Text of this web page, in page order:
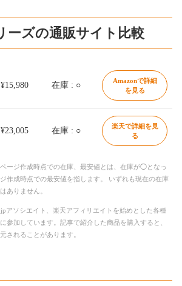
ーズの通販サイト比較
¥15,980 在庫 : ○
Amazonで詳細
を見る
¥23,005 在庫 : ○
楽天で詳細を見
る
ージ作成時点での在庫、最安値とは、在庫が◯となっ
作成時点での最安値を指します。 いずれも現在の在庫
ありません。
アソシエイト、楽天アフィリエイトを始めとした各種
参加しています。記事で紹介した商品を購入すると、
されることがあります。